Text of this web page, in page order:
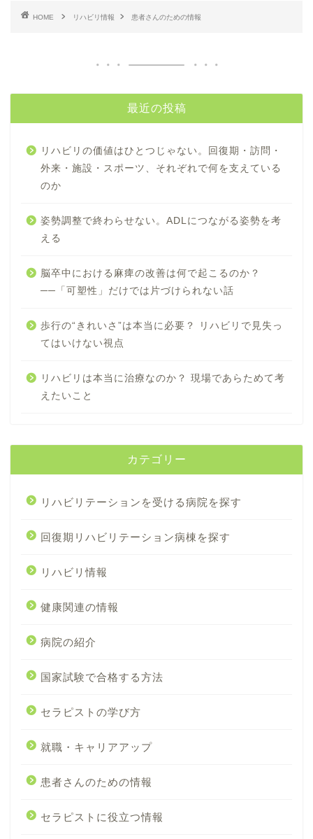
HOME リハビリ情報 患者さんのための情報
最近の投稿
リハビリの価値はひとつじゃない。回復期・訪問・
外来・施設・スポーツ、それぞれで何を支えている
のか
姿勢調整で終わらせない。ADLにつながる姿勢を考
える
脳卒中における麻痺の改善は何で起こるのか？
──「可塑性」だけでは片づけられない話
歩行の“きれいさ”は本当に必要？ リハビリで見失っ
てはいけない視点
リハビリは本当に治療なのか？ 現場であらためて考
えたいこと
カテゴリー
リハビリテーションを受ける病院を探す
回復期リハビリテーション病棟を探す
リハビリ情報
健康関連の情報
病院の紹介
国家試験で合格する方法
セラピストの学び方
就職・キャリアアップ
患者さんのための情報
セラピストに役立つ情報